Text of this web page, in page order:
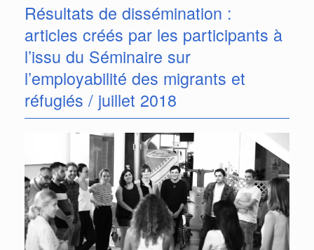
Résultats de dissémination :
articles créés par les participants à
l’issu du Séminaire sur
l’employabilité des migrants et
réfugiés / juillet 2018